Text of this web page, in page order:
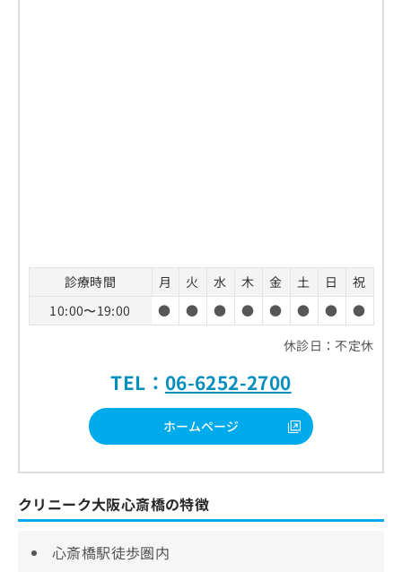
診療時間 月 火 水 木 金 土 日
祝
10:00〜19:00
● ● ● ● ● ● ●
●
休診日：不定休
TEL： 06-6252-2700
ホームページ
クリニーク大阪心斎橋の特徴
心斎橋駅徒歩圏内